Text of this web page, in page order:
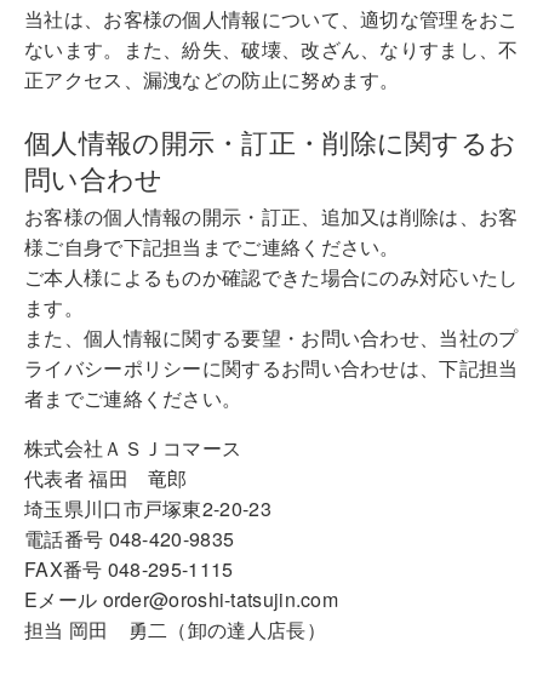
当社は、お客様の個人情報について、適切な管理をおこ
ないます。また、紛失、破壊、改ざん、なりすまし、不
正アクセス、漏洩などの防止に努めます。
個人情報の開示・訂正・削除に関するお
問い合わせ
お客様の個人情報の開示・訂正、追加又は削除は、お客
様ご自身で下記担当までご連絡ください。
ご本人様によるものか確認できた場合にのみ対応いたし
ます。
また、個人情報に関する要望・お問い合わせ、当社のプ
ライバシーポリシーに関するお問い合わせは、下記担当
者までご連絡ください。
株式会社ＡＳＪコマース
代表者 福田 竜郎
埼玉県川口市戸塚東2-20-23
電話番号 048-420-9835
FAX番号 048-295-1115
Eメール order@oroshi-tatsujin.com
担当 岡田 勇二（卸の達人店長）